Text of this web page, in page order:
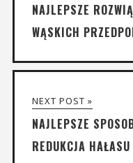
NAJLEPSZE
WĄSKICH
NEXT POST »
NAJLEPSZE
REDUKCJA